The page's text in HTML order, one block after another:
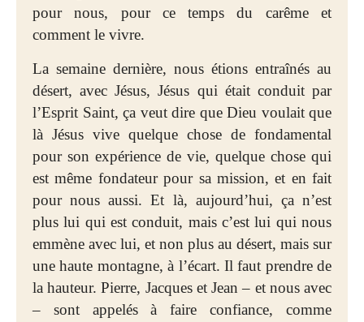
pour nous, pour ce temps du carême et
comment le vivre.
La semaine dernière, nous étions entraînés au
désert, avec Jésus, Jésus qui était conduit par
l’Esprit Saint, ça veut dire que Dieu voulait que
là Jésus vive quelque chose de fondamental
pour son expérience de vie, quelque chose qui
est même fondateur pour sa mission, et en fait
pour nous aussi. Et là, aujourd’hui, ça n’est
plus lui qui est conduit, mais c’est lui qui nous
emmène avec lui, et non plus au désert, mais sur
une haute montagne, à l’écart. Il faut prendre de
la hauteur. Pierre, Jacques et Jean – et nous avec
– sont appelés à faire confiance, comme